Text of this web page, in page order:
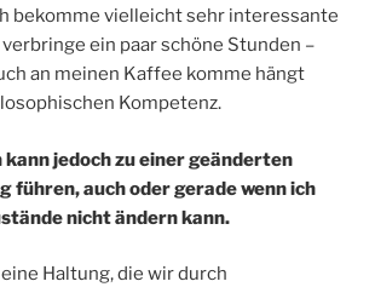
bekomme vielleicht sehr interessante
ein paar schöne Stunden –
an meinen Kaffee komme hängt
Kompetenz.
jedoch zu einer geänderten
führen, auch oder gerade wenn ich
nicht ändern kann.
Haltung, die wir durch